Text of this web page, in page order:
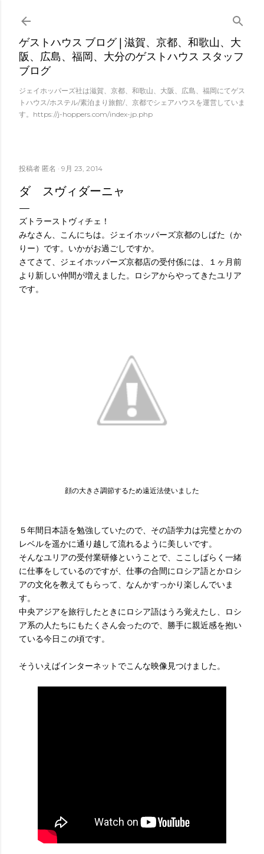
スキップしてメイン コンテンツに移動
ゲストハウス ブログ | 滋賀、京都、和歌山、大
阪、広島、福岡、大分のゲストハウス スタッフ
ブログ
ジェイホッパーズ社は滋賀、京都、和歌山、大阪、広島、福岡にてゲス
トハウス/ホステル/素泊まり旅館/、京都でシェアハウスを運営していま
す。https://j-hoppers.com/index-jp.php
投稿者 匿名 9月 23, 2014
ダ スヴィダーニャ
ズトラーストヴィチェ！
みなさん、こんにちは。ジェイホッパーズ京都のしばた（か
りー）です。いかがお過ごしですか。
さてさて、ジェイホッパーズ京都店の受付係には、１ヶ月前
より新しい仲間が増えました。ロシアからやってきたユリア
です。
顔の大きさ調節するため遠近法使いました
５年間日本語を勉強していたので、その語学力は完璧とかの
レベルを遥かに通り越して流れるように美しいです。
そんなユリアの受付業研修ということで、ここしばらく一緒
に仕事をしているのですが、仕事の合間にロシア語とかロシ
アの文化を教えてもらって、なんかすっかり楽しんでいま
す。
中央アジアを旅行したときにロシア語はうろ覚えたし、ロシ
ア系の人たちにもたくさん会ったので、勝手に親近感を抱い
ている今日この頃です。
そういえばインターネットでこんな映像見つけました。